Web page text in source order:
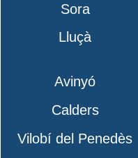
Sora
Lluçà
Avinyó
Calders
Vilobí del Penedès